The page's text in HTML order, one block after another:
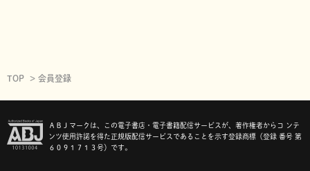
TOP 会員登録
ＡＢＪマークは、この電子書店・電子書籍配信サービスが、著作権者からコ ンテ
ンツ使用許諾を得た正規版配信サービスであることを示す登録商標（登録 番号 第
６０９１７１３号）です。